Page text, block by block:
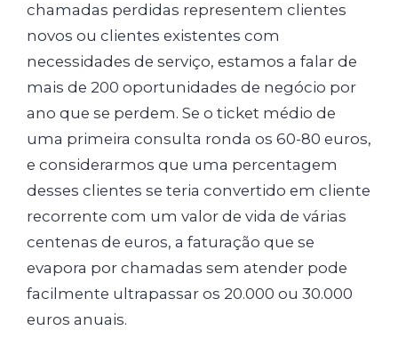
chamadas perdidas representem clientes
novos ou clientes existentes com
necessidades de serviço, estamos a falar de
mais de 200 oportunidades de negócio por
ano que se perdem. Se o ticket médio de
uma primeira consulta ronda os 60-80 euros,
e considerarmos que uma percentagem
desses clientes se teria convertido em cliente
recorrente com um valor de vida de várias
centenas de euros, a faturação que se
evapora por chamadas sem atender pode
facilmente ultrapassar os 20.000 ou 30.000
euros anuais.